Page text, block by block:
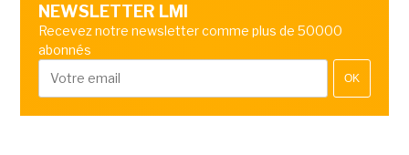
NEWSLETTER LMI
Recevez notre newsletter comme plus de 50000
abonnés
OK